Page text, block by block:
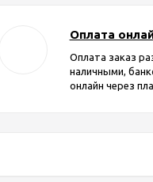
Оплата
Оплата заказ
наличными,
онлайн через